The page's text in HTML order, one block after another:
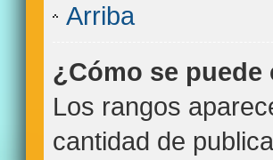
Arriba
¿Cómo se
Los rangos
cantidad de